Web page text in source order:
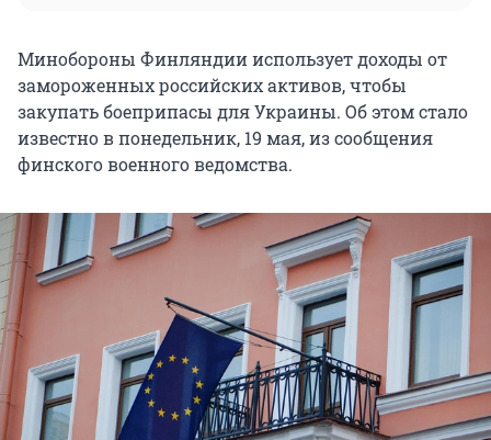
Минобороны Финляндии использует доходы от
замороженных российских активов, чтобы
закупать боеприпасы для Украины. Об этом стало
известно в понедельник, 19 мая, из сообщения
финского военного ведомства.